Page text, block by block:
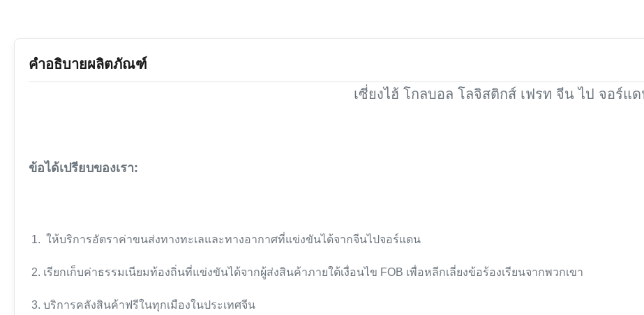
คำอธิบายผลิตภัณฑ์
เซี่ยงไฮ้ โกลบอล โลจิสติกส์ เฟรท จีน ไป จอร์แ
ข้อได้เปรียบของเรา:
1. ให้บริการอัตราค่าขนส่งทางทะเลและทางอากาศที่แข่งขันได้จากจีนไปจอร์แดน
2. เรียกเก็บค่าธรรมเนียมท้องถิ่นที่แข่งขันได้จากผู้ส่งสินค้าภายใต้เงื่อนไข FOB เพื่อหลีกเลี่ยงข้อร้องเรียนจากพวกเขา
3. บริการคลังสินค้าฟรีในทุกเมืองในประเทศจีน